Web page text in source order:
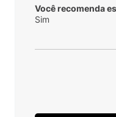
Você recomenda
Sim